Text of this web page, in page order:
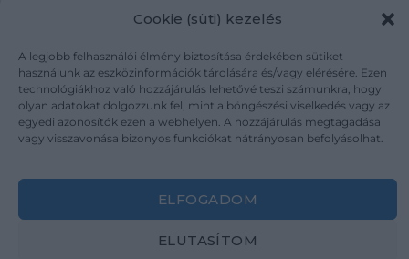
Cookie (süti) kezelés
A legjobb felhasználói élmény biztosítása érdekében sütiket
használunk az eszközinformációk tárolására és/vagy elérésére. Ezen
technológiákhoz való hozzájárulás lehetővé teszi számunkra, hogy
olyan adatokat dolgozzunk fel, mint a böngészési viselkedés vagy az
egyedi azonosítók ezen a webhelyen. A hozzájárulás megtagadása
vagy visszavonása bizonyos funkciókat hátrányosan befolyásolhat.
ELFOGADOM
ELUTASÍTOM
Médiaajánlat
Karrier
Kapcsolat
Áraink
ÁSZF
Adatvédelem
Impresszum